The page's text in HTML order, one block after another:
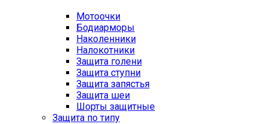
Мотоочки
Бодиарморы
Наколенники
Налокотники
Защита голени
Защита ступни
Защита запястья
Защита шеи
Шорты защитные
Защита по типу